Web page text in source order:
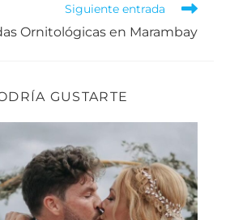
Siguiente entrada
Ornitológicas en Marambay
GUSTARTE